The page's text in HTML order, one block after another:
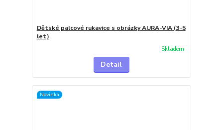
Dětské palcové rukavice s obrázky AURA-VIA (3-5
let)
Skladem
Detail
Novinka